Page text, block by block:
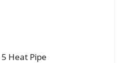
Heat Pipe